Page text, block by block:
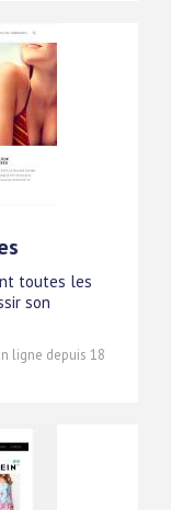
toutes les
son
ligne depuis 18